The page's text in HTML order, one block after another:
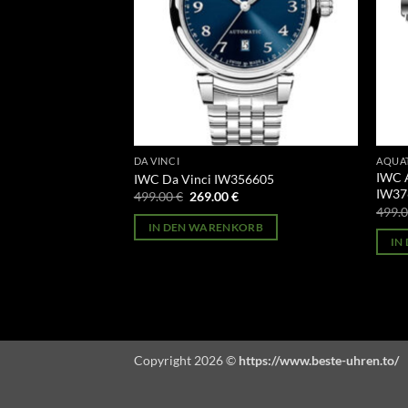
DA VINCI
IWC Da Vinci IW356605
499.00€ Ursprünglicher
war:
499.00 €
269.00€Aktueller
ist:
269.00 €.
IN DEN WARENKORB
IWC
IN
Copyright 2026 © https://www.beste-uhren.to/